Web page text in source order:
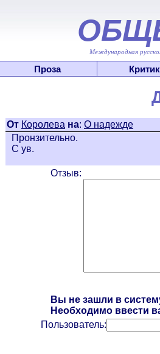
Международная
Проза
От Королева на: О надежде
Пронзительно.
С ув.
Отзыв:
Вы не зашли в
Необходимо ввести
Пользователь: